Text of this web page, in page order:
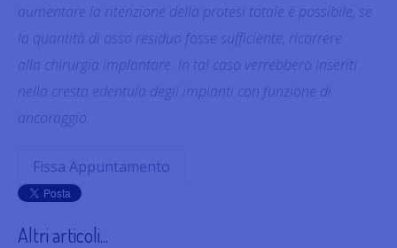
aumentare la ritenzione della protesi totale è possibile, se
la quantità di osso residuo fosse sufficiente, ricorrere
alla chirurgia implantare. In tal caso verrebbero inseriti
nella cresta edentula degli impianti con funzione di
ancoraggio.
Fissa Appuntamento
Altri articoli...